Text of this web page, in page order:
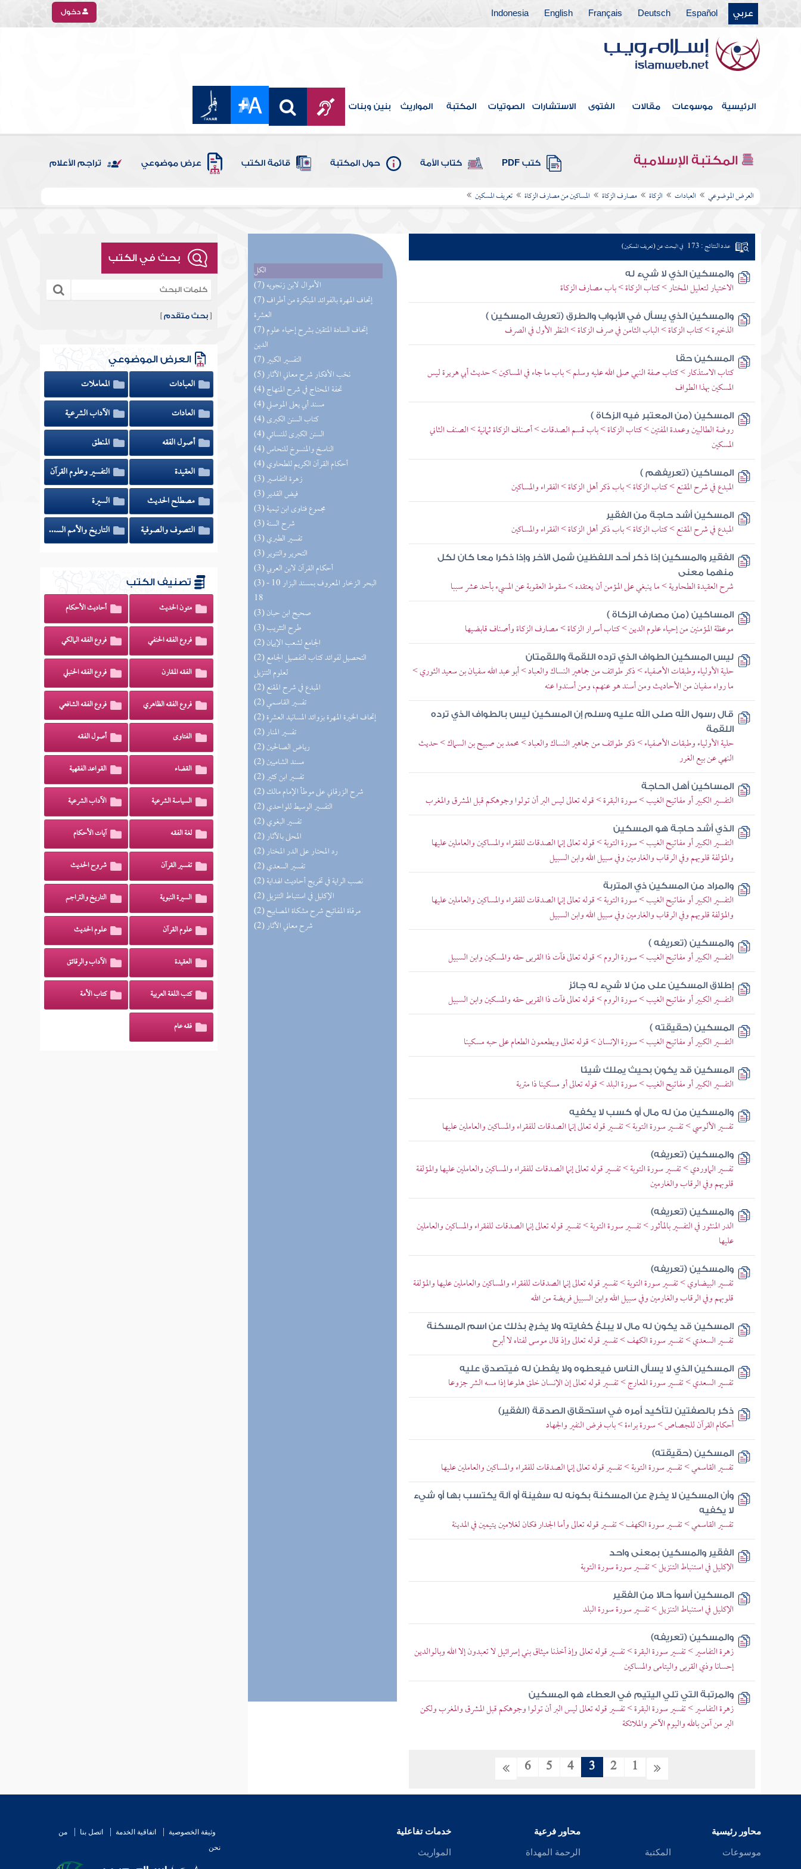
عربي Español
Deutsch
Français
English
Indonesia دخول
الرئيسية موسوعات مقالات الفتوى الاستشارات الصوتيات المكتبة المواريث بنين وبنات
المكتبة الإسلامية كتب PDF كتاب الأمة حول المكتبة قائمة الكتب عرض موضوعي تراجم الأعلام
العرض الموضوعي العبادات الزكاة مصارف الزكاة المساكين من مصارف الزكاة تعريف المسكين
الكل
(7) الأموال لابن زنجويه
(7) إتحاف المهرة بالفوائد المبتكرة من أطراف
العشرة
(7) إتحاف السادة المتقين بشرح إحياء علوم
الدين
(7) التفسير الكبير
(5) نخب الأفكار شرح معاني الآثار
(4) تحفة المحتاج في شرح المنهاج
(4) مسند أبي يعلى الموصلي
(4) كتاب السنن الكبرى
(4) السنن الكبرى للنسائي
(4) الناسخ والمنسوخ للنحاس
(4) أحكام القرآن الكريم للطحاوي
(3) زهرة التفاسير
(3) فيض القدير
(3) مجموع فتاوى ابن تيمية
(3) شرح السنة
(3) تفسير الطبري
(3) التحرير والتنوير
(3) أحكام القرآن لابن العربي
(3) البحر الزخار المعروف بمسند البزار 10 -
18
(3) صحيح ابن حبان
(3) طرح التثريب
(2) الجامع لشعب الإيمان
(2) التحصيل لفوائد كتاب التفصيل الجامع
لعلوم التنزيل
(2) المبدع في شرح المقنع
(2) تفسير القاسمي
(2) إتحاف الخيرة المهرة بزوائد المسانيد العشرة
(2) تفسير المنار
(2) رياض الصالحين
(2) مسند الشاميين
(2) تفسير ابن كثير
(2) شرح الزرقاني على موطأ الإمام مالك
(2) التفسير الوسيط للواحدي
(2) تفسير البغوي
(2) المحلى بالآثار
(2) رد المحتار على الدر المختار
(2) تفسير السعدي
(2) نصب الراية في تخريج أحاديث الهداية
(2) الإكليل في استنباط التنزيل
(2) مرقاة المفاتيح شرح مشكاة المصابيح
(2) شرح معاني الآثار
عدد النتائج : 173 في البحث عن (تعريف المسكين)
والمسكين الذي لا شيء له
الاختيار لتعليل المختار > كتاب الزكاة > باب مصارف الزكاة
والمسكين الذي يسأل في الأبواب والطرق (تعريف المسكين )
الذخيرة > كتاب الزكاة > الباب الثامن في صرف الزكاة > النظر الأول في الصرف
المسكين حقا
كتاب الاستذكار > كتاب صفة النبي صلى الله عليه وسلم > باب ما جاء في المساكين > حديث أبي هريرة ليس
المسكين بهذا الطواف
المسكين (من المعتبر فيه الزكاة )
روضة الطالبين وعمدة المفتين > كتاب الزكاة > باب قسم الصدقات > أصناف الزكاة ثمانية > الصنف الثاني
المسكين
المساكين (تعريفهم )
المبدع في شرح المقنع > كتاب الزكاة > باب ذكر أهل الزكاة > الفقراء والمساكين
المسكين أشد حاجة من الفقير
المبدع في شرح المقنع > كتاب الزكاة > باب ذكر أهل الزكاة > الفقراء والمساكين
الفقير والمسكين إذا ذكر أحد اللفظين شمل الآخر وإذا ذكرا معا كان لكل
منهما معنى
شرح العقيدة الطحاوية > ما ينبغي على المؤمن أن يعتقده > سقوط العقوبة عن المسيء بأحد عشر سببا
المساكين (من مصارف الزكاة )
موعظة المؤمنين من إحياء علوم الدين > كتاب أسرار الزكاة > مصارف الزكاة وأصناف قابضيها
ليس المسكين الطواف الذي ترده اللقمة واللقمتان
حلية الأولياء وطبقات الأصفياء > ذكر طوائف من جماهير النساك والعباد > أبو عبد الله سفيان بن سعيد الثوري >
ما رواه سفيان من الأحاديث ومن أسند هو عنهم، ومن أسندوا عنه
قال رسول الله صلى الله عليه وسلم إن المسكين ليس بالطواف الذي ترده
اللقمة
حلية الأولياء وطبقات الأصفياء > ذكر طوائف من جماهير النساك والعباد > محمد بن صبيح بن السماك > حديث
النهي عن بيع الغرر
المساكين أهل الحاجة
التفسير الكبير أو مفاتيح الغيب > سورة البقرة > قوله تعالى ليس البر أن تولوا وجوهكم قبل المشرق والمغرب
الذي أشد حاجة هو المسكين
التفسير الكبير أو مفاتيح الغيب > سورة التوبة > قوله تعالى إنما الصدقات للفقراء والمساكين والعاملين عليها
والمؤلفة قلوبهم وفي الرقاب والغارمين وفي سبيل الله وابن السبيل
والمراد من المسكين ذي المتربة
التفسير الكبير أو مفاتيح الغيب > سورة التوبة > قوله تعالى إنما الصدقات للفقراء والمساكين والعاملين عليها
والمؤلفة قلوبهم وفي الرقاب والغارمين وفي سبيل الله وابن السبيل
والمسكين (تعريفه )
التفسير الكبير أو مفاتيح الغيب > سورة الروم > قوله تعالى فآت ذا القربى حقه والمسكين وابن السبيل
إطلاق المسكين على من لا شيء له جائز
التفسير الكبير أو مفاتيح الغيب > سورة الروم > قوله تعالى فآت ذا القربى حقه والمسكين وابن السبيل
المسكين (حقيقته )
التفسير الكبير أو مفاتيح الغيب > سورة الإنسان > قوله تعالى ويطعمون الطعام على حبه مسكينا
المسكين قد يكون بحيث يملك شيئا
التفسير الكبير أو مفاتيح الغيب > سورة البلد > قوله تعالى أو مسكينا ذا متربة
والمسكين من له مال أو كسب لا يكفيه
تفسير الألوسي > تفسير سورة التوبة > تفسير قوله تعالى إنما الصدقات للفقراء والمساكين والعاملين عليها
والمسكين (تعريفه)
تفسير الماوردي > تفسير سورة التوبة > تفسير قوله تعالى إنما الصدقات للفقراء والمساكين والعاملين عليها والمؤلفة
قلوبهم وفي الرقاب والغارمين
والمسكين (تعريفه)
الدر المنثور في التفسير بالمأثور > تفسير سورة التوبة > تفسير قوله تعالى إنما الصدقات للفقراء والمساكين والعاملين
عليها
والمسكين (تعريفه)
تفسير البيضاوي > تفسير سورة التوبة > تفسير قوله تعالى إنما الصدقات للفقراء والمساكين والعاملين عليها والمؤلفة
قلوبهم وفي الرقاب والغارمين وفي سبيل الله وابن السبيل فريضة من الله
المسكين قد يكون له مال لا يبلغ كفايته ولا يخرج بذلك عن اسم المسكنة
تفسير السعدي > تفسير سورة الكهف > تفسير قوله تعالى وإذ قال موسى لفتاه لا أبرح
المسكين الذي لا يسأل الناس فيعطوه ولا يفطن له فيتصدق عليه
تفسير السعدي > تفسير سورة المعارج > تفسير قوله تعالى إن الإنسان خلق هلوعا إذا مسه الشر جزوعا
ذكر بالصفتين لتأكيد أمره في استحقاق الصدقة (الفقير)
أحكام القرآن للجصاص > سورة براءة > باب فرض النفير والجهاد
المسكين (حقيقته)
تفسير القاسمي > تفسير سورة التوبة > تفسير قوله تعالى إنما الصدقات للفقراء والمساكين والعاملين عليها
وأن المسكين لا يخرج عن المسكنة بكونه له سفينة أو آلة يكتسب بها أو شيء
لا يكفيه
تفسير القاسمي > تفسير سورة الكهف > تفسير قوله تعالى وأما الجدار فكان لغلامين يتيمين في المدينة
الفقير والمسكين بمعنى واحد
الإكليل في استنباط التنزيل > تفسير سورة سورة التوبة
المسكين أسوأ حالا من الفقير
الإكليل في استنباط التنزيل > تفسير سورة سورة البلد
والمسكين (تعريفه)
زهرة التفاسير > تفسير سورة البقرة > تفسير قوله تعالى وإذ أخذنا ميثاق بني إسرائيل لا تعبدون إلا الله وبالوالدين
إحسانا وذي القربى واليتامى والمساكين
والمرتبة التي تلي اليتيم في العطاء هو المسكين
زهرة التفاسير > تفسير سورة البقرة > تفسير قوله تعالى ليس البر أن تولوا وجوهكم قبل المشرق والمغرب ولكن
البر من آمن بالله واليوم الآخر والملائكة
1
2
3
4
5
6
بحث في الكتب
[بحث متقدم ]
العرض الموضوعي
العبادات
المعاملات
العادات
الآداب الشرعية
أصول الفقه
المنطق
العقيدة
التفسير وعلوم القرآن
مصطلح الحديث
السيرة
التصوف والصوفية
التاريخ والأمم السابقة
تصنيف الكتب
متون الحديث أحاديث الأحكام
فروع الفقه الحنفي فروع الفقه المالكي
الفقه المقارن فروع الفقه الحنبلي
فروع الفقه الظاهري فروع الفقه الشافعي
الفتاوى أصول الفقه
القضاء القواعد الفقهية
السياسة الشرعية الآداب الشرعية
لغة الفقه آيات الأحكام
تفسير القرآن شروح الحديث
السيرة النبوية التاريخ والتراجم
علوم القرآن علوم الحديث
العقيدة الآداب والرقائق
كتب اللغة العربية كتاب الأمة
فقه عام
محاور رئيسية
موسوعات المكتبة
محاور فرعية
الرحمة المهداة
خدمات تفاعلية
المواريث
وثيقة الخصوصية اتفاقية الخدمة اتصل بنا
من
نحن